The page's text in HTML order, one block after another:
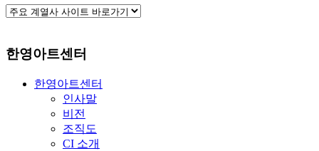
한영아트센터
한영아트센터
인사말
비전
조직도
CI 소개